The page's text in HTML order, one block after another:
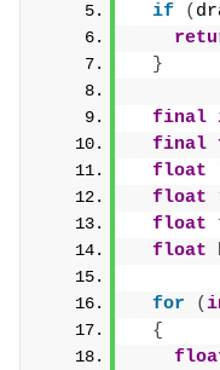
if (
}
final
final
float
float
float
float
for (
{